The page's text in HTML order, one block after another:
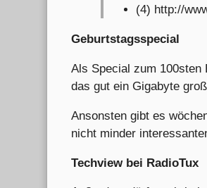
(4) http://
Geburtstagsspecial
Als Special zum 100sten
das gut ein Gigabyte
Ansonsten gibt es
nicht minder
Techview bei RadioTux